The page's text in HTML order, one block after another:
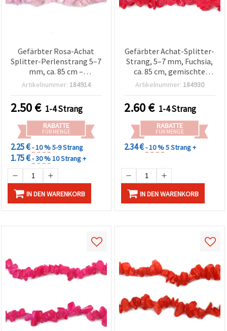
Gefärbter Rosa-Achat
Splitter-Perlenstrang 5–7
mm, ca. 85 cm –
Unregelmäßige
Schmuck, Ketten &
Armbänder
Artikelnummer: 184914
2.50€ 1-4 Strang
RABATTE
FÜR MENGE
2.25 €- 10 %5-9 Strang
1.75 €- 30 %10 Strang +
IN DEN WARENKORB
Gefärbter Achat-Splitter-
Strang, 5–7 mm, Fuchsia,
ca. 85 cm, gemischte
Formen, für
Artikelnummer: 184930
2.60€ 1-4 Strang
RABATTE
FÜR MENGE
2.34 €- 10 %5 Strang +
IN DEN WARENKORB